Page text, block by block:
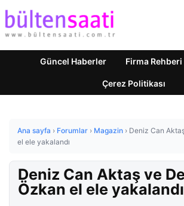
Güncel Haberler Firma Rehberi
Çerez Politikası
Ana sayfa › Forumlar › Magazin › Deniz Can
el ele yakalandı
Deniz Can Aktaş ve
Özkan el ele yakalandı